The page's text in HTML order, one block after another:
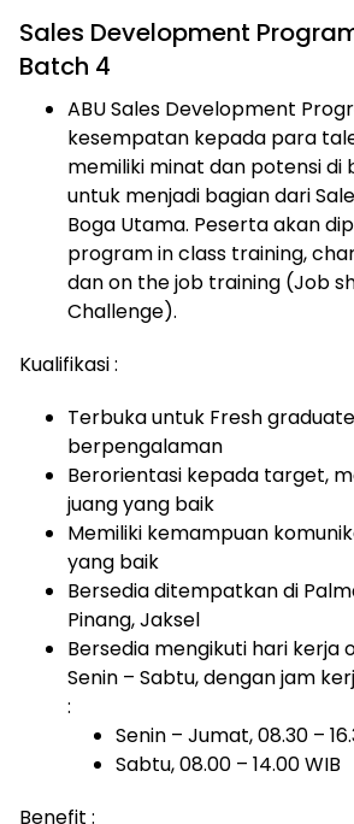
Sales Development
Batch 4
ABU Sales Development
kesempatan kepada para
memiliki minat dan potensi di
untuk menjadi bagian dari
Boga Utama. Peserta akan
program in class training,
dan on the job training (Job
Challenge).
Kualifikasi :
Terbuka untuk Fresh
berpengalaman
Berorientasi kepada target,
juang yang baik
Memiliki kemampuan
yang baik
Bersedia ditempatkan di
Pinang, Jaksel
Bersedia mengikuti hari kerja
Senin – Sabtu, dengan jam
:
Senin – Jumat, 08.30 –
Sabtu, 08.00 – 14.00 WIB
Benefit :